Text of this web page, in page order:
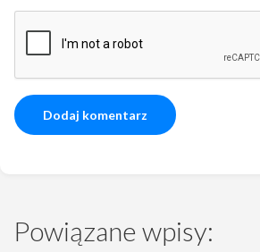
Powiązane wpisy: